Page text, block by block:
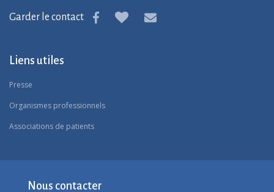
Garder le contact
Liens utiles
Presse
Organismes professionnels
Associations de patients
Nous contacter